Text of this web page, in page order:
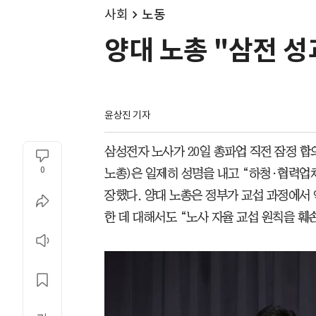
사회 노동
양대 노총 "삼전
윤상진 기자
0
삼성전자 노사가 20일 총파업 직전 잠정
노총)은 일제히 성명을 내고 “하청·협력
장했다. 양대 노총은 정부가 교섭 과정에
한 데 대해서도 “노사 자율 교섭 원칙을 훼